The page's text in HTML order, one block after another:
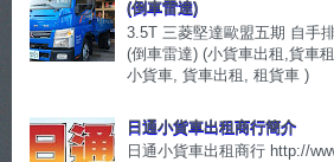
(倒車雷達)
3.5T 三菱堅達歐盟五期 自手
(倒車雷達) (小貨車出租,貨車
小貨車, 貨車出租, 租貨車 )
日通小貨車出租商行簡介
日通小貨車出租商行 http://